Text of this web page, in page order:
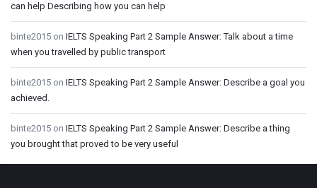
can help Describing how you can help
binte2015 on IELTS Speaking Part 2 Sample Answer: Talk about a time
when you travelled by public transport
binte2015 on IELTS Speaking Part 2 Sample Answer: Describe a goal you
achieved.
binte2015 on IELTS Speaking Part 2 Sample Answer: Describe a thing
you brought that proved to be very useful